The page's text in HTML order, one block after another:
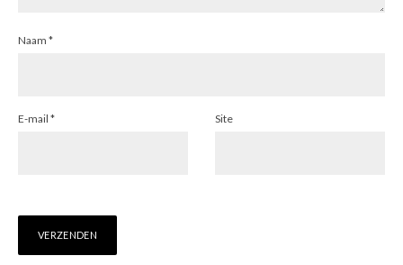
Naam *
E-mail * Site